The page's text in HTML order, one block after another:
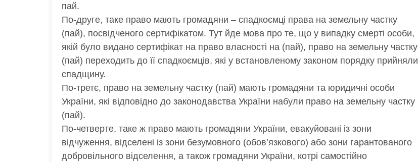
пай.
По-друге, таке право мають громадяни – спадкоємці права на земельну частку
(пай), посвідченого сертифікатом. Тут йде мова про те, що у випадку смерті особи,
якій було видано сертифікат на право власності на (пай), право на земельну частку
(пай) переходить до її спадкоємців, які у встановленому законом порядку прийняли
спадщину.
По-третє, право на земельну частку (пай) мають громадяни та юридичні особи
України, які відповідно до законодавства України набули право на земельну частку
(пай).
По-четверте, таке ж право мають громадяни України, евакуйовані із зони
відчуження, відселені із зони безумовного (обов’язкового) або зони гарантованого
добровільного відселення, а також громадяни України, котрі самостійно